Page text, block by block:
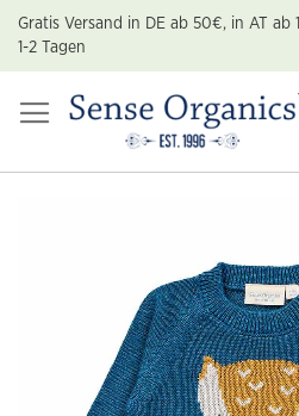
Zum
Inhalt
springen
Gratis Versand in DE ab 50€, in AT
1-2 Tagen